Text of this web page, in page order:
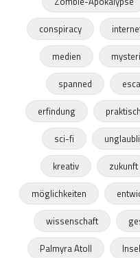
conspiracy
medien
spanned
erfindung
praktisch
sci-fi
kreativ
zukunft
möglichkeiten
wissenschaft
Palmyra Atoll
Insel